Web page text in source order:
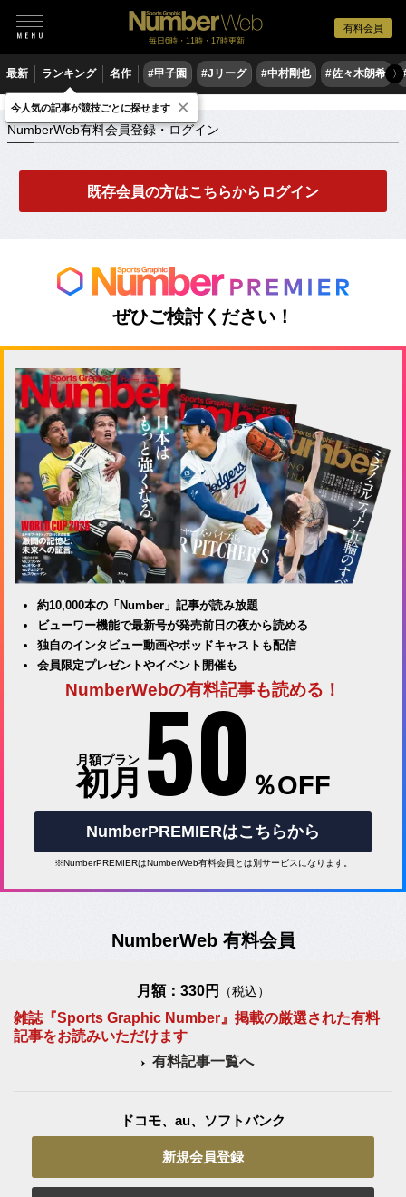
有料会員
毎日6時・11時・17時更新
最新 ランキング 名作 #甲子園 #Jリーグ #中村剛也 #佐々木朗希 〉
NumberWeb有料会員登録・ログイン
NumberWeb有料会員登録・ログイン
既存会員の方はこちらからログイン
ぜひご検討ください！
約10,000本の「Number」記事が読み放題
ビューワー機能で最新号が発売前日の夜から読める
独自のインタビュー動画やポッドキャストも配信
会員限定プレゼントやイベント開催も
NumberWebの有料記事も読める！
月額プラン
初月 50 ％OFF
NumberPREMIERはこちらから
※NumberPREMIERはNumberWeb有料会員とは別サービスになります。
NumberWeb 有料会員
月額：330円 （税込）
雑誌『Sports Graphic Number』掲載の厳選された有料
記事をお読みいただけます
有料記事一覧へ
ドコモ、au、ソフトバンク
新規会員登録
今人気の記事が競技ごとに探せます ×